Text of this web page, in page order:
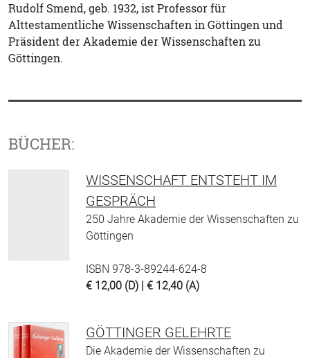
Rudolf Smend, geb. 1932, ist Professor für
Alttestamentliche Wissenschaften in Göttingen und
Präsident der Akademie der Wissenschaften zu
Göttingen.
BÜCHER:
WISSENSCHAFT ENTSTEHT IM
GESPRÄCH
250 Jahre Akademie der Wissenschaften zu
Göttingen
ISBN 978-3-89244-624-8
€ 12,00 (D) | € 12,40 (A)
GÖTTINGER GELEHRTE
Die Akademie der Wissenschaften zu